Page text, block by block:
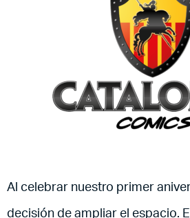
Al celebrar nuestro primer
decisión de ampliar el espacio.